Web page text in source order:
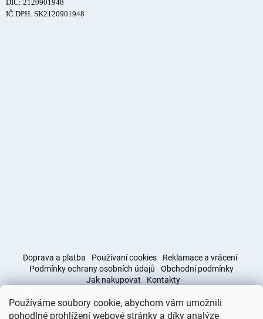
Používáme soubory cookie, abychom vám umožnili
pohodlné prohlížení webové stránky a díky analýze
DIČ: 2120901948
IČ DPH: SK2120901948
Doprava a platba Používaní cookies
Reklamace a vrácení
Podmínky ochrany osobních údajů
Obchodní podmínky
Jak nakupovat
Kontakty
Obchodní podmínky Doprava a platba